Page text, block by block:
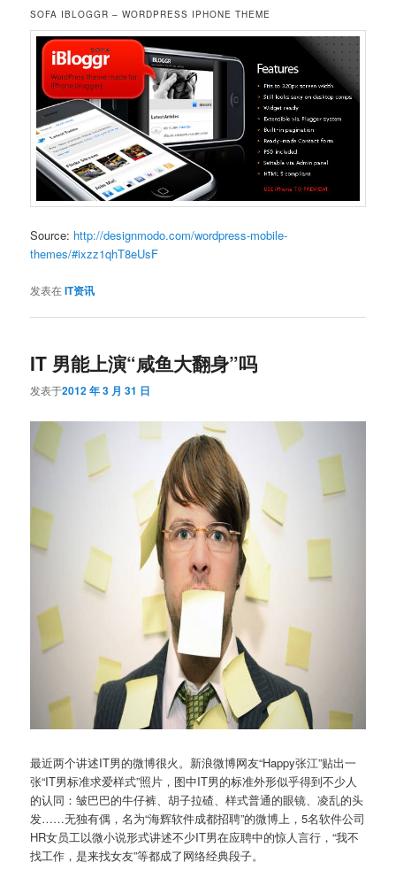
SOFA IBLOGGR – WORDPRESS IPHONE THEME
Source: http://designmodo.com/wordpress-mobile-
themes/#ixzz1qhT8eUsF
发表在IT资讯
IT 男能上演“咸鱼大翻身”吗
发表于2012 年 3 月 31 日
最近两个讲述IT男的微博很火。新浪微博网友“Happy张江”贴出一
张“IT男标准求爱样式”照片，图中IT男的标准外形似乎得到不少人
的认同：皱巴巴的牛仔裤、胡子拉碴、样式普通的眼镜、凌乱的头
发……无独有偶，名为“海辉软件成都招聘”的微博上，5名软件公司
HR女员工以微小说形式讲述不少IT男在应聘中的惊人言行，“我不
找工作，是来找女友”等都成了网络经典段子。